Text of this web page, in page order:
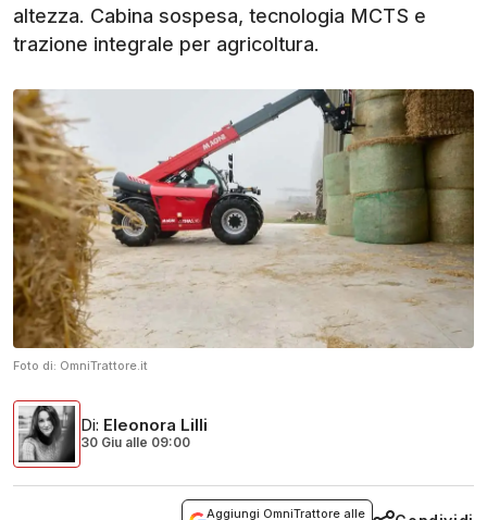
altezza. Cabina sospesa, tecnologia MCTS e
trazione integrale per agricoltura.
Foto di: OmniTrattore.it
Di: Eleonora Lilli
30 Giu alle 09:00
Aggiungi OmniTrattore alle